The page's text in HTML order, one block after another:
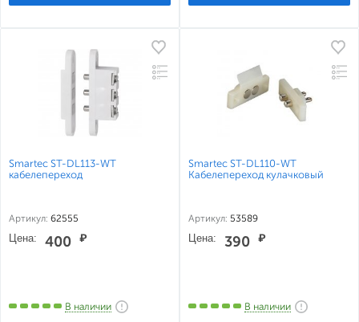
Smartec ST-DL113-WT
кабелепереход
Артикул: 62555
Цена: 400 ₽
В наличии
Smartec ST-DL110-WT
Кабелепереход кулачковый
Артикул: 53589
Цена: 390 ₽
В наличии